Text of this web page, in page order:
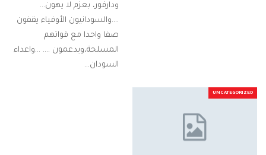
ودارفور، بعزم لا يهون...
....والسودانيون الأوفياء يقفون
صفا واحدا مع قواتهم
المسلحة،ويدعمون .... ...واعداء
السودان…
UNCATEGORIZED